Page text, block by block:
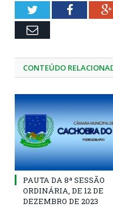
TwitterFacebook
Email
CONTEÚDO
PAUTA DA 8ª SESSÃO
ORDINÁRIA, DE 12 DE
DEZEMBRO DE 2023